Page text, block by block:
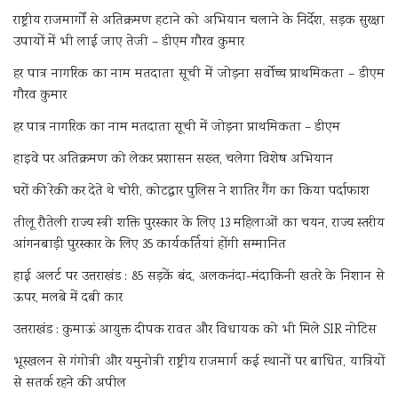
राष्ट्रीय राजमार्गों से अतिक्रमण हटाने को अभियान चलाने के निर्देश, सड़क सुरक्षा
उपायों में भी लाई जाए तेजी – डीएम गौरव कुमार
हर पात्र नागरिक का नाम मतदाता सूची में जोड़ना सर्वोच्च प्राथमिकता – डीएम
गौरव कुमार
हर पात्र नागरिक का नाम मतदाता सूची में जोड़ना प्राथमिकता – डीएम
हाइवे पर अतिक्रमण को लेकर प्रशासन सख्त, चलेगा विशेष अभियान
घरों की रेकी कर देते थे चोरी, कोटद्वार पुलिस ने शातिर गैंग का किया पर्दाफाश
तीलू रौतेली राज्य स्त्री शक्ति पुरस्कार के लिए 13 महिलाओं का चयन, राज्य स्तरीय
आंगनबाड़ी पुरस्कार के लिए 35 कार्यकर्तियां होंगी सम्मानित
हाई अलर्ट पर उत्तराखंड : 85 सड़कें बंद, अलकनंदा-मंदाकिनी खतरे के निशान से
ऊपर, मलबे में दबी कार
उत्तराखंड : कुमाऊं आयुक्त दीपक रावत और विधायक को भी मिले SIR नोटिस
भूस्खलन से गंगोत्री और यमुनोत्री राष्ट्रीय राजमार्ग कई स्थानों पर बाधित, यात्रियों
से सतर्क रहने की अपील